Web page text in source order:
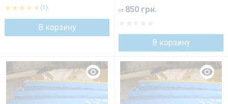
(1)
В корзину
от 850 грн.
В корзину